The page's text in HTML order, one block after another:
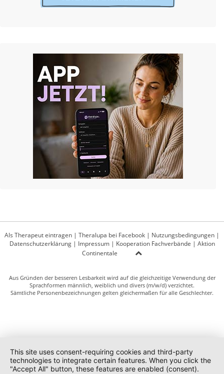
Als Therapeut eintragen | Theralupa bei Facebook | Nutzungsbedingungen |
Datenschutzerklärung| Impressum| Kooperation Fachverbände | Aktion
Continentale
Aus Gründen der besseren Lesbarkeit wird auf die gleichzeitige Verwendung der
Sprachformen männlich, weiblich und divers (m/w/d) verzichtet.
Sämtliche Personenbezeichnungen gelten gleichermaßen für alle Geschlechter.
This site uses consent-requiring cookies and third-party
technologies to integrate certain features. When you click the
"Accept All" button, these features are enabled (consent).